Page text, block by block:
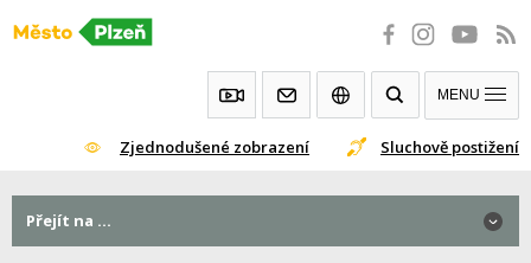
Přeskočit
Zjednodušené zobrazení Sluchově postižení
MENU
Přejít na ...